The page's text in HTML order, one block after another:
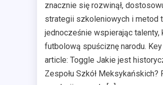
znacznie się rozwinął,
strategii szkoleniowych i metod
jednocześnie wspierając talenty,
futbolową spuściznę narodu.
article: Toggle Jakie jest
Zespołu Szkół Meksykańskich?